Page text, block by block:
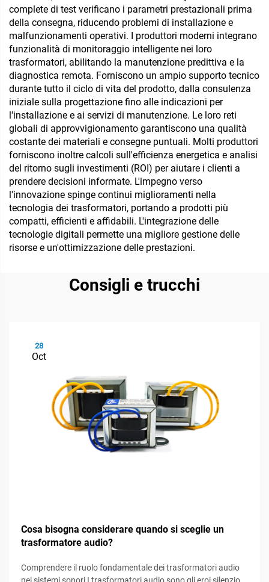
complete di test verificano i parametri prestazionali prima
della consegna, riducendo problemi di installazione e
malfunzionamenti operativi. I produttori moderni integrano
funzionalità di monitoraggio intelligente nei loro
trasformatori, abilitando la manutenzione predittiva e la
diagnostica remota. Forniscono un ampio supporto tecnico
durante tutto il ciclo di vita del prodotto, dalla consulenza
iniziale sulla progettazione fino alle indicazioni per
l'installazione e ai servizi di manutenzione. Le loro reti
globali di approvvigionamento garantiscono una qualità
costante dei materiali e consegne puntuali. Molti produttori
forniscono inoltre calcoli sull'efficienza energetica e analisi
del ritorno sugli investimenti (ROI) per aiutare i clienti a
prendere decisioni informate. L'impegno verso
l'innovazione spinge continui miglioramenti nella
tecnologia dei trasformatori, portando a prodotti più
compatti, efficienti e affidabili. L'integrazione delle
tecnologie digitali permette una migliore gestione delle
risorse e un'ottimizzazione delle prestazioni.
Consigli e trucchi
28
Oct
Cosa bisogna considerare quando si sceglie un
trasformatore audio?
Comprendere il ruolo fondamentale dei trasformatori audio
nei sistemi sonori I trasformatori audio sono gli eroi silenziosi